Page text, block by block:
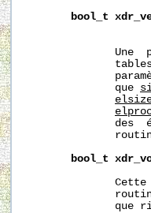
bool_t
Une
              que
des
bool_t
Cette
que